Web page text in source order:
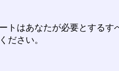
トはあなたが必要とするす
ださい。